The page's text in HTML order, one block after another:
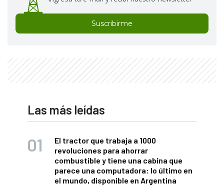
Suscribirme
Las más leídas
El tractor que trabaja a 1000
revoluciones para ahorrar
combustible y tiene una cabina que
parece una computadora: lo último en
el mundo, disponible en Argentina